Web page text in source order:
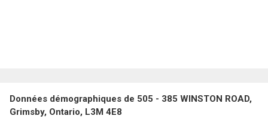
Données démographiques de 505 - 385 WINSTON ROAD,
Grimsby, Ontario, L3M 4E8